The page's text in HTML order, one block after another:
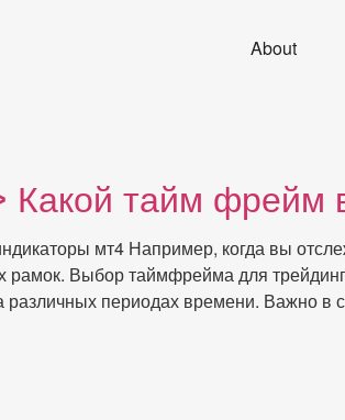
About
тайм фрейм
мт4 Например, когда вы
Выбор таймфрейма для
периодах времени. Важно в